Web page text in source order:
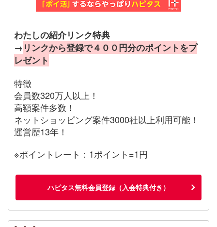
わたしの紹介リンク特典
→ リンクから登録で４００円分のポイントをプ
レゼント
特徴
会員数320万人以上！
高額案件多数！
ネットショッピング案件3000社以上利用可能！
運営歴13年！
※ポイントレート：1ポイント=1円
ハピタス無料会員登録（入会特典付き）